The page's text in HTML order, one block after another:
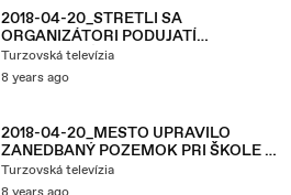
2018-04-20_STRETLI SA
ORGANIZÁTORI PODUJATÍ
TURZOVSKÉHO LETA 2018
Turzovská televízia
8 years ago
2018-04-20_MESTO UPRAVILO
ZANEDBANÝ POZEMOK PRI ŠKOLE V
ZÁVODÍ
Turzovská televízia